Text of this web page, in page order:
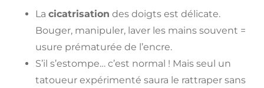
La cicatrisation des doigts est délicate.
Bouger, manipuler, laver les mains souvent =
usure prématurée de l’encre.
S’il s’estompe… c’est normal ! Mais seul un
tatoueur expérimenté saura le rattraper sans